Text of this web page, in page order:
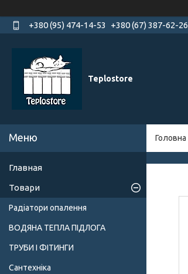
+380 (95) 474-14-53 +380 (67) 387-62-26
Teplostore
Головна
Главная
Товари
Радіатори опалення
ВОДЯНА ТЕПЛА ПІДЛОГА
ТРУБИ І ФІТИНГИ
Сантехніка